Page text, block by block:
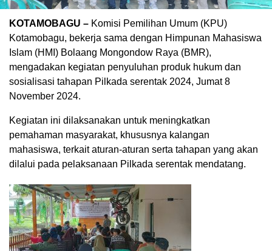
KOTAMOBAGU – Komisi Pemilihan Umum (KPU)
Kotamobagu, bekerja sama dengan Himpunan Mahasiswa
Islam (HMI) Bolaang Mongondow Raya (BMR),
mengadakan kegiatan penyuluhan produk hukum dan
sosialisasi tahapan Pilkada serentak 2024, Jumat 8
November 2024.
Kegiatan ini dilaksanakan untuk meningkatkan
pemahaman masyarakat, khususnya kalangan
mahasiswa, terkait aturan-aturan serta tahapan yang akan
dilalui pada pelaksanaan Pilkada serentak mendatang.